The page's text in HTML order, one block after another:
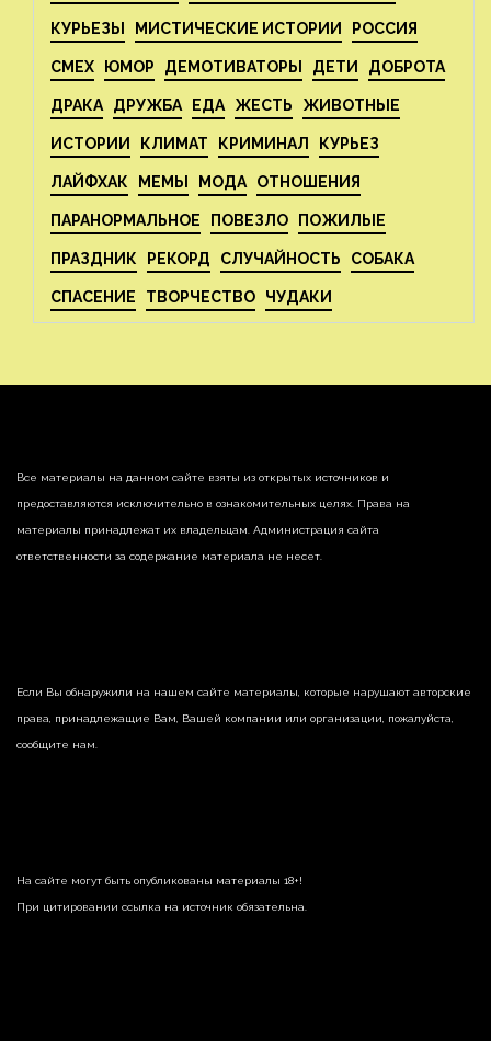
КУРЬЕЗЫ МИСТИЧЕСКИЕ ИСТОРИИ РОССИЯ
СМЕХ ЮМОР ДЕМОТИВАТОРЫ ДЕТИ ДОБРОТА
ДРАКА ДРУЖБА ЕДА ЖЕСТЬ ЖИВОТНЫЕ
ИСТОРИИ КЛИМАТ КРИМИНАЛ КУРЬЕЗ
ЛАЙФХАК МЕМЫ МОДА ОТНОШЕНИЯ
ПАРАНОРМАЛЬНОЕ ПОВЕЗЛО ПОЖИЛЫЕ
ПРАЗДНИК РЕКОРД СЛУЧАЙНОСТЬ СОБАКА
СПАСЕНИЕ ТВОРЧЕСТВО ЧУДАКИ
Все материалы на данном сайте взяты из открытых источников и
предоставляются исключительно в ознакомительных целях. Права на
материалы принадлежат их владельцам. Администрация сайта
ответственности за содержание материала не несет.
Если Вы обнаружили на нашем сайте материалы, которые нарушают авторские
права, принадлежащие Вам, Вашей компании или организации, пожалуйста,
сообщите нам.
На сайте могут быть опубликованы материалы 18+!
При цитировании ссылка на источник обязательна.